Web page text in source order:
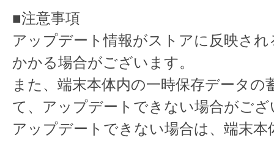
■注意事項
アップデート情報がストアに反映さ
かかる場合がございます。
また、端末本体内の一時保存データの
て、アップデートできない場合がご
アップデートできない場合は、端末本